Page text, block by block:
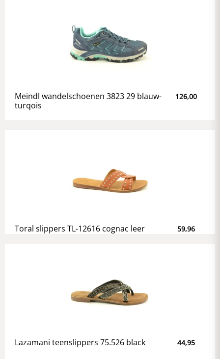
Meindl wandelschoenen 3823 29 blauw-
turqois
126,00
Toral slippers TL-12616 cognac leer 59,96
Lazamani teenslippers 75.526 black 44,95